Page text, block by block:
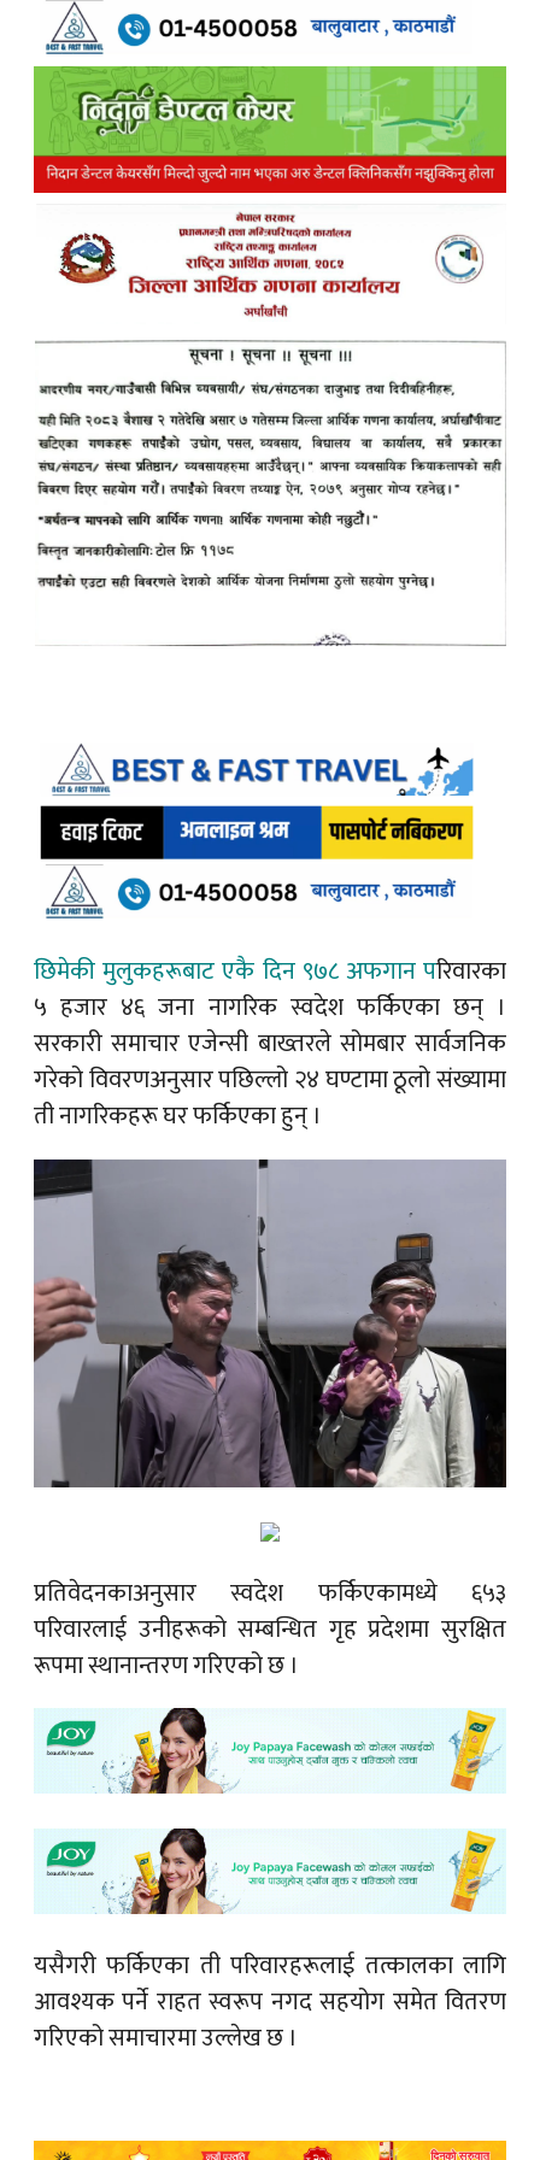
छिमेकी मुलुकहरूबाट एकै दिन ९७८ अफगान परिवारका
५ हजार ४६ जना नागरिक स्वदेश फर्किएका छन् ।
सरकारी समाचार एजेन्सी बाख्तरले सोमबार सार्वजनिक
गरेको विवरणअनुसार पछिल्लो २४ घण्टामा ठूलो संख्यामा
ती नागरिकहरू घर फर्किएका हुन् ।
प्रतिवेदनकाअनुसार स्वदेश फर्किएकामध्ये ६५३
परिवारलाई उनीहरूको सम्बन्धित गृह प्रदेशमा सुरक्षित
रूपमा स्थानान्तरण गरिएको छ ।
यसैगरी फर्किएका ती परिवारहरूलाई तत्कालका लागि
आवश्यक पर्ने राहत स्वरूप नगद सहयोग समेत वितरण
गरिएको समाचारमा उल्लेख छ ।